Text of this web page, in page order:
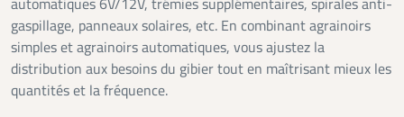
gaspillage, panneaux solaires, etc. En combinant agrainoirs
simples et agrainoirs automatiques, vous ajustez la
distribution aux besoins du gibier tout en maîtrisant mieux les
quantités et la fréquence.